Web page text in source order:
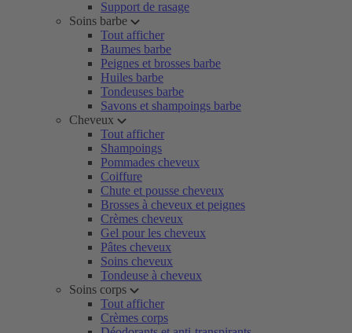
Support de rasage
Soins barbe
Tout afficher
Baumes barbe
Peignes et brosses barbe
Huiles barbe
Tondeuses barbe
Savons et shampoings barbe
Cheveux
Tout afficher
Shampoings
Pommades cheveux
Coiffure
Chute et pousse cheveux
Brosses à cheveux et peignes
Crèmes cheveux
Gel pour les cheveux
Pâtes cheveux
Soins cheveux
Tondeuse à cheveux
Soins corps
Tout afficher
Crèmes corps